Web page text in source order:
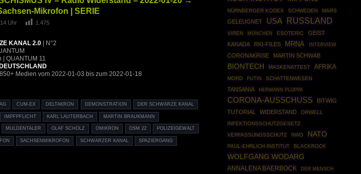
Mikrofon | SERIE
Uhr 1.475
KANAL 2.0| N°2
| QUANTUM 11
DEUTSCHLAND
850+ Medien vom 2022-01-03 bis zum 2022-01-18
CUM-EX DELTAKRON DEMONSTRATION DER SCHWARZE KANAL
IMPFPFLICHT KARL LAUTERBACH MARTIN BRAUKMANN
MULDENTALER OLAF SCHOLZ OMIKRON OSM 22 POLIZEIGEWALT
SACHSENMIKROFON SCHWARZER KANAL SPAZIERGANG
NÜRNBERGER KODEX SCHWEDEN MARS
GELEUGNET USA RUSSLAND
VIREN MÜNCHEN ESOTERIC
GEIST
KANADA
RKI-FILES MRNA INTERVIEW
CORONAKRISE MARTIN SCHWAB
BIONTECH MASKENATTEST AFRIKA
MORD PUTIN SCHATTENWESEN
TANSANIA HERMANN PLOPPA
CORONA-AUSSCHUSS
BITWIG
TUTORIAL
WIDERSTAND
ORWELL
INFEKTIONSSCHUTZGESETZ
VERFASSUNGSSCHUTZ
NWO NATO
PAUL-EHRLICH INSTITUT BLACKROCK
WOLFGANG WODARG
ANNALENA BAERBOCK DER MENSCH